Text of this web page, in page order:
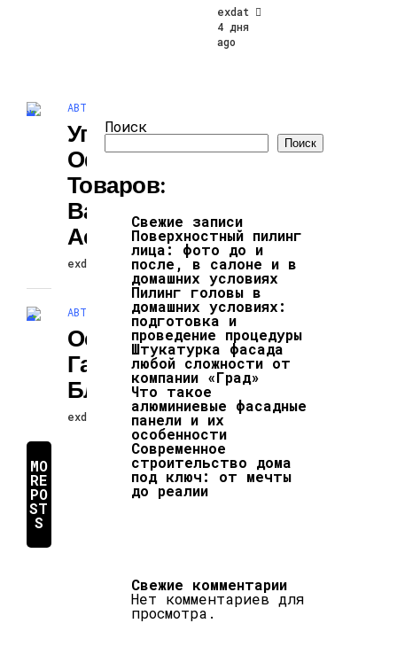
exdat
4 дня
ago
АВТО
Упаковка И
Оформление
Товаров:
Важные
Аспекты
exdat 26.01.2026
АВТО
Особенности
Газосиликатных
Блоков
exdat 26.01.2026
MO
RE
PO
ST
S
Поиск
Поиск
Свежие записи
Поверхностный пилинг
лица: фото до и
после, в салоне и в
домашних условиях
Пилинг головы в
домашних условиях:
подготовка и
проведение процедуры
Штукатурка фасада
любой сложности от
компании «Град»
Что такое
алюминиевые фасадные
панели и их
особенности
Современное
строительство дома
под ключ: от мечты
до реалии
Свежие комментарии
Нет комментариев для
просмотра.